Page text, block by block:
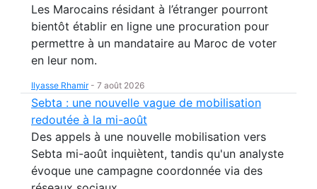
Les Marocains résidant à l’étranger pourront
bientôt établir en ligne une procuration pour
permettre à un mandataire au Maroc de voter
en leur nom.
Ilyasse Rhamir- 7 août 2026
Sebta : une nouvelle vague de mobilisation
redoutée à la mi-août
Des appels à une nouvelle mobilisation vers
Sebta mi-août inquiètent, tandis qu'un analyste
évoque une campagne coordonnée via des